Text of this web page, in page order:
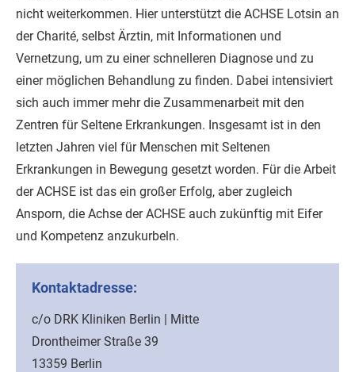
nicht weiterkommen. Hier unterstützt die ACHSE Lotsin an
der Charité, selbst Ärztin, mit Informationen und
Vernetzung, um zu einer schnelleren Diagnose und zu
einer möglichen Behandlung zu finden. Dabei intensiviert
sich auch immer mehr die Zusammenarbeit mit den
Zentren für Seltene Erkrankungen. Insgesamt ist in den
letzten Jahren viel für Menschen mit Seltenen
Erkrankungen in Bewegung gesetzt worden. Für die Arbeit
der ACHSE ist das ein großer Erfolg, aber zugleich
Ansporn, die Achse der ACHSE auch zukünftig mit Eifer
und Kompetenz anzukurbeln.
Kontaktadresse:
c/o DRK Kliniken Berlin | Mitte
Drontheimer Straße 39
13359 Berlin